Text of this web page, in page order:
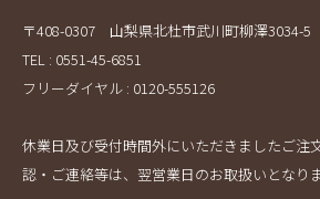
〒408-0307 山梨県北杜市武川町柳澤3034-5
TEL : 0551-45-6851
フリーダイヤル : 0120-555126
休業日及び受付時間外にいただきましたご注
認・ご連絡等は、翌営業日のお取扱いとなりま